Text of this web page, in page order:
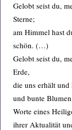
Gelobt seist du,
Sterne;
am Himmel hast
schön. (…)
Gelobt seist du,
Erde,
die uns erhält
und bunte
Worte eines
ihrer Aktualität